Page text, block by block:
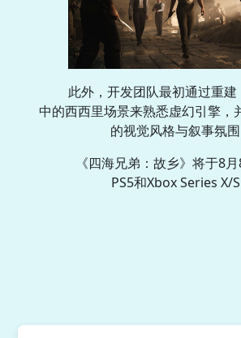
此外，开发团队最初通过重建
中的西西里场景来熟悉虚幻引擎，
的视觉风格与叙事氛围
《四海兄弟：故乡》将于8月
PS5和Xbox Series X/S